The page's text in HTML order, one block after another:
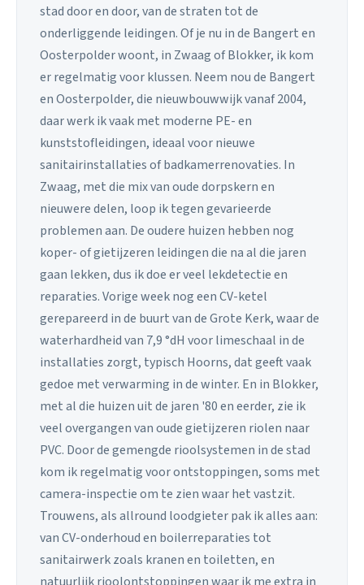
stad door en door, van de straten tot de
onderliggende leidingen. Of je nu in de Bangert en
Oosterpolder woont, in Zwaag of Blokker, ik kom
er regelmatig voor klussen. Neem nou de Bangert
en Oosterpolder, die nieuwbouwwijk vanaf 2004,
daar werk ik vaak met moderne PE- en
kunststofleidingen, ideaal voor nieuwe
sanitairinstallaties of badkamerrenovaties. In
Zwaag, met die mix van oude dorpskern en
nieuwere delen, loop ik tegen gevarieerde
problemen aan. De oudere huizen hebben nog
koper- of gietijzeren leidingen die na al die jaren
gaan lekken, dus ik doe er veel lekdetectie en
reparaties. Vorige week nog een CV-ketel
gerepareerd in de buurt van de Grote Kerk, waar de
waterhardheid van 7,9 °dH voor limeschaal in de
installaties zorgt, typisch Hoorns, dat geeft vaak
gedoe met verwarming in de winter. En in Blokker,
met al die huizen uit de jaren '80 en eerder, zie ik
veel overgangen van oude gietijzeren riolen naar
PVC. Door de gemengde rioolsystemen in de stad
kom ik regelmatig voor ontstoppingen, soms met
camera-inspectie om te zien waar het vastzit.
Trouwens, als allround loodgieter pak ik alles aan:
van CV-onderhoud en boilerreparaties tot
sanitairwerk zoals kranen en toiletten, en